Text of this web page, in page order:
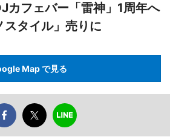
カフェバー「雷神」1周年へ
スタイル」売りに
Map で見る